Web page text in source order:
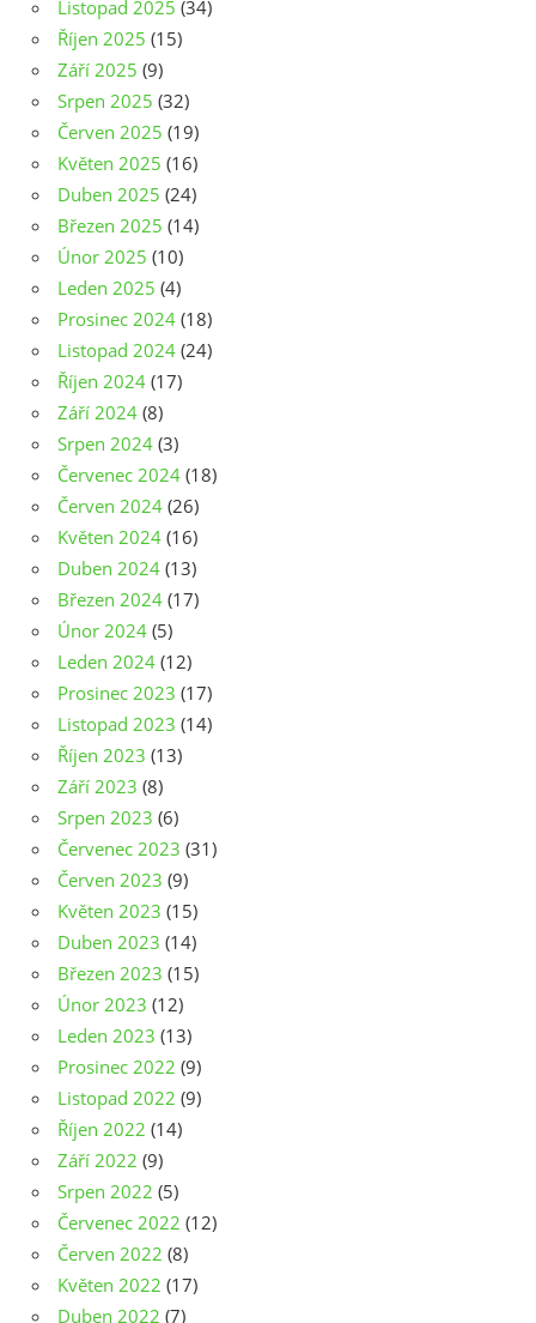
Listopad 2025 (34)
Říjen 2025 (15)
Září 2025 (9)
Srpen 2025 (32)
Červen 2025 (19)
Květen 2025 (16)
Duben 2025 (24)
Březen 2025 (14)
Únor 2025 (10)
Leden 2025 (4)
Prosinec 2024 (18)
Listopad 2024 (24)
Říjen 2024 (17)
Září 2024 (8)
Srpen 2024 (3)
Červenec 2024 (18)
Červen 2024 (26)
Květen 2024 (16)
Duben 2024 (13)
Březen 2024 (17)
Únor 2024 (5)
Leden 2024 (12)
Prosinec 2023 (17)
Listopad 2023 (14)
Říjen 2023 (13)
Září 2023 (8)
Srpen 2023 (6)
Červenec 2023 (31)
Červen 2023 (9)
Květen 2023 (15)
Duben 2023 (14)
Březen 2023 (15)
Únor 2023 (12)
Leden 2023 (13)
Prosinec 2022 (9)
Listopad 2022 (9)
Říjen 2022 (14)
Září 2022 (9)
Srpen 2022 (5)
Červenec 2022 (12)
Červen 2022 (8)
Květen 2022 (17)
Duben 2022 (7)